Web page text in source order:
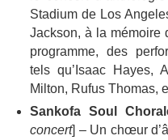
Stadium de Los
Jackson, à la mémoire
programme, des
tels qu’Isaac Hayes,
Milton, Rufus Thomas,
Sankofa Soul
concert] – Un chœur